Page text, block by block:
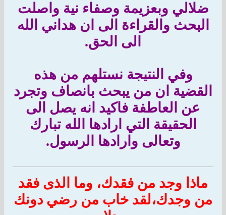
ضلالي وبعزيمة وصفاء نية واصلت
البحث والقراءة الى ان هداني الله
الى الحق.
وفي النتيجة نستلهم من هذه
القضية ان من يبحث بانصاف وتجرد
عن العاطفة فاكيد انه يصل الى
الحقيقة التي ارادها الله تبارك
وتعالى وارادها الرسول.
ماذا وجد من فقدك، وما الذى فقد
من وجدك،لقد خاب من رضي دونك